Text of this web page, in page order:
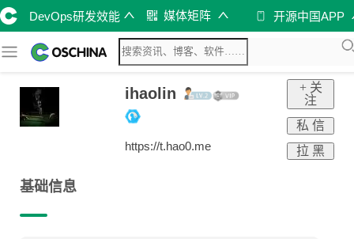
DevOps研发效能 媒体矩阵 开源中国APP
ihaolin
https://t.hao0.me
+ 关
注
私 信
拉 黑
基础信息